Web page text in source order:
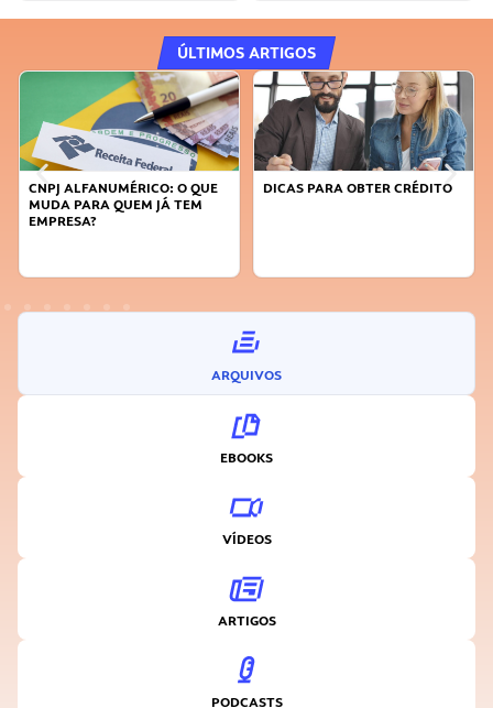
ÚLTIMOS ARTIGOS
CNPJ ALFANUMÉRICO: O QUE
MUDA PARA QUEM JÁ TEM
EMPRESA?
DICAS PARA OBTER CRÉDITO
ARQUIVOS
EBOOKS
VÍDEOS
ARTIGOS
PODCASTS